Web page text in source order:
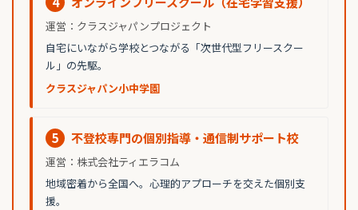
運営：クラスジャパンプロジェクト
自宅にいながら学校とつながる「次世代型フリースクー
ル」の先駆。
クラスジャパン小中学園
5 不登校専門の個別指導・通信制サポート校
運営：株式会社ティエラコム
地域密着から全国へ。心理的アプローチを交えた個別支
援。